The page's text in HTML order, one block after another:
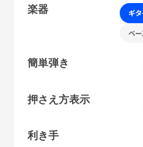
楽器 ギ
ベー
簡単弾き
押さえ方表示
利き手